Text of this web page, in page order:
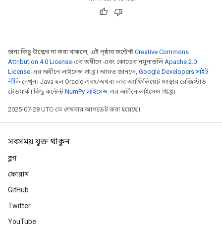
অন্য কিছু উল্লেখ না করা থাকলে, এই পৃষ্ঠার কন্টেন্ট Creative Commons
Attribution 4.0 License-এর অধীনে এবং কোডের নমুনাগুলিApache 2.0
License-এর অধীনে লাইসেন্স প্রাপ্ত। আরও জানতে, Google Developers সাইট
নীতি দেখুন। Java হল Oracle এবং/অথবা তার অ্যাফিলিয়েট সংস্থার রেজিস্টার্ড
ট্রেডমার্ক। কিছু কন্টেন্ট NumPy লাইসেন্স-এর অধীনে লাইসেন্স প্রাপ্ত।
2025-07-28 UTC-তে শেষবার আপডেট করা হয়েছে।
সবসময় যুক্ত থাকুন
ব্লগ
ফোরাম
GitHub
Twitter
YouTube